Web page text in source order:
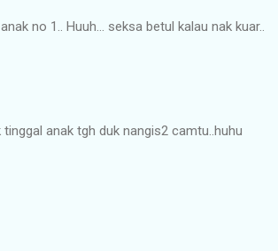
no 1.. Huuh... seksa betul kalau nak kuar..
anak tgh duk nangis2 camtu..huhu